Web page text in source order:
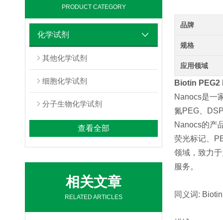
PRODUCT CATEGORY
化学试剂
其他化学试剂
细胞化学试剂
分子生物化学试剂
查看全部
相关文章
RELATED ARTICLES
品牌
规格
应用领域
Biotin PEG2
Nanocs是一
氮PEG、
Nanocs的产
荧光标记、
领域，致力
服务。
同义词: